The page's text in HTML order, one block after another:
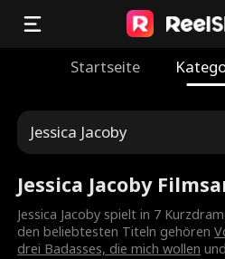
Startseite
Jessica Jacoby
Jessica Jacoby
Jessica Jacoby spielt in 7
den beliebtesten Titeln gehören
drei Badasses, die mich wollen und